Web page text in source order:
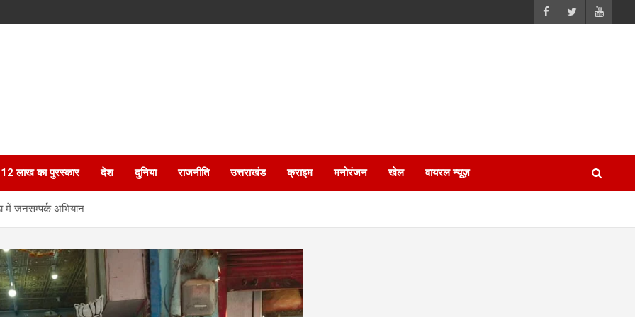
12 लाख का पुरस्कार देश दुनिया राजनीति उत्तराखंड क्राइम मनोरंजन खेल वायरल न्यूज़
में जनसम्पर्क अभियान